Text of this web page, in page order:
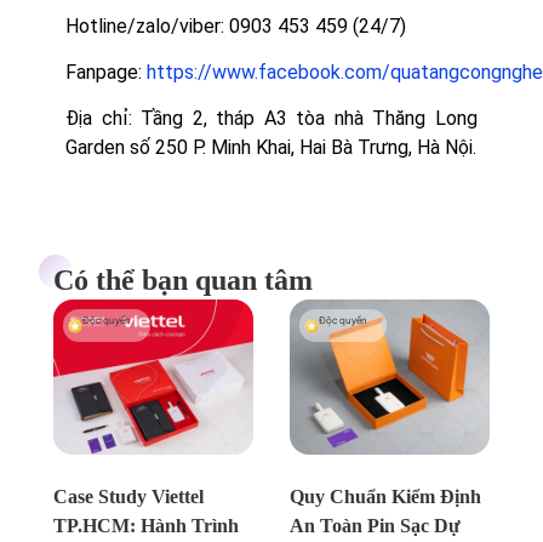
Hotline/zalo/viber: 0903 453 459 (24/7)
Fanpage: https://www.facebook.com/
Địa chỉ: Tầng 2, tháp A3 tòa nhà Thăng Long
Garden số 250 P. Minh Khai, Hai Bà Trưng, Hà Nội.
Có thể bạn quan tâm
Case Study Viettel
TP.HCM: Hành Trình
Độc quyền
Quy Chuẩn Kiểm Định
An Toàn Pin Sạc Dự
Độc quyền